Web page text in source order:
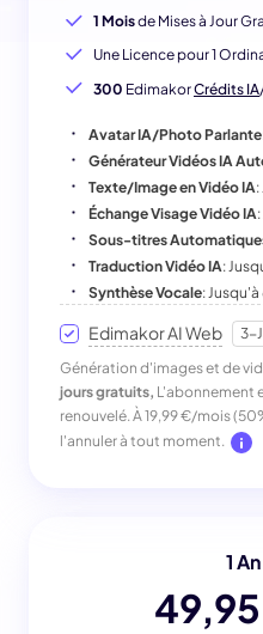
1 Moisde Mises à Jour
Une Licence pour 1
300 EdimakorCrédits IA
Avatar IA/Photo Parlante
Générateur Vidéos IA
Texte/Image en Vidéo IA
Échange Visage Vidéo IA
Sous-titres
Traduction Vidéo IA:
Synthèse Vocale:
Edimakor AI Web
3-
Génération d'images et de
jours gratuits, L'abonnement
renouvelé. À 19,99 €/mois
l'annuler à tout moment.
1 An